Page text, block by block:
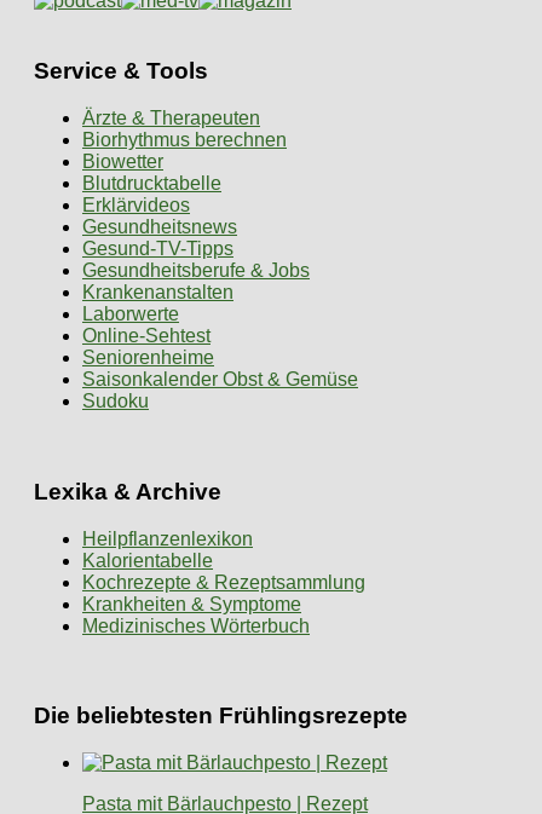
Service & Tools
Ärzte & Therapeuten
Biorhythmus berechnen
Biowetter
Blutdrucktabelle
Erklärvideos
Gesundheitsnews
Gesund-TV-Tipps
Gesundheitsberufe & Jobs
Krankenanstalten
Laborwerte
Online-Sehtest
Seniorenheime
Saisonkalender Obst & Gemüse
Sudoku
Lexika & Archive
Heilpflanzenlexikon
Kalorientabelle
Kochrezepte & Rezeptsammlung
Krankheiten & Symptome
Medizinisches Wörterbuch
Die beliebtesten Frühlingsrezepte
Pasta mit Bärlauchpesto | Rezept